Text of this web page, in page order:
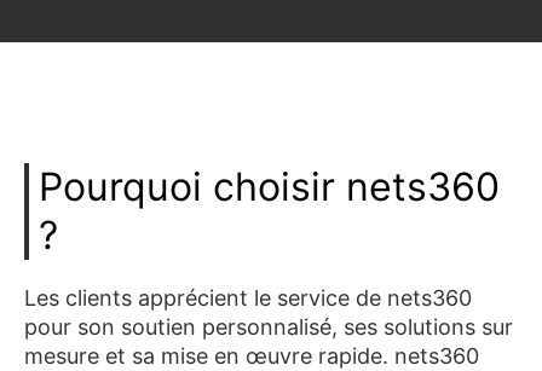
Pourquoi choisir nets360
?
Les clients apprécient le service de nets360
pour son soutien personnalisé, ses solutions sur
mesure et sa mise en œuvre rapide. nets360